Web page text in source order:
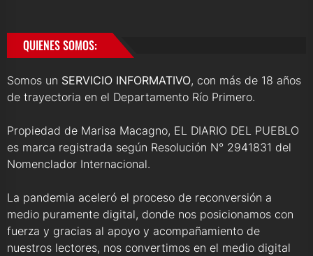
QUIENES SOMOS:
Somos un SERVICIO INFORMATIVO, con más de 18 años
de trayectoria en el Departamento Río Primero.
Propiedad de Marisa Macagno, EL DIARIO DEL PUEBLO
es marca registrada según Resolución N° 2941831 del
Nomenclador Internacional.
La pandemia aceleró el proceso de reconversión a
medio puramente digital, donde nos posicionamos con
fuerza y gracias al apoyo y acompañamiento de
nuestros lectores, nos convertimos en el medio digital